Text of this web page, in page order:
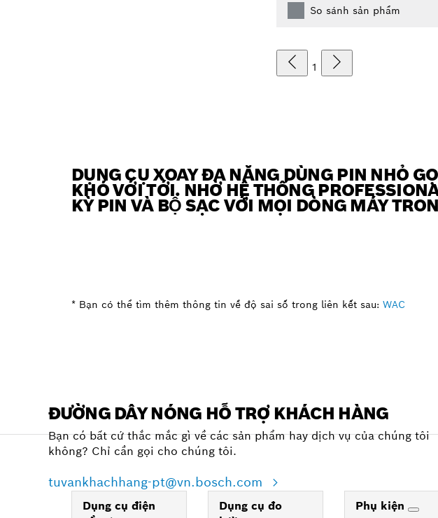
So sánh sản phẩm
1
DỤNG CỤ XOAY ĐA NĂNG DÙNG PIN NHỎ
KHÓ VỚI TỚI. NHỜ HỆ THỐNG
KỲ PIN VÀ BỘ SẠC VỚI MỌI DÒNG MÁY
* Bạn có thể tìm thêm thông tin về độ sai số trong liên kết sau: WAC
ĐƯỜNG DÂY NÓNG HỖ TRỢ KHÁCH HÀNG
Bạn có bất cứ thắc mắc gì về các sản phẩm hay dịch vụ của chúng tôi
không? Chỉ cần gọi cho chúng tôi.
tuvankhachhang-pt@vn.bosch.com
Dụng cụ điện
Dụng cụ đo
Phụ kiện